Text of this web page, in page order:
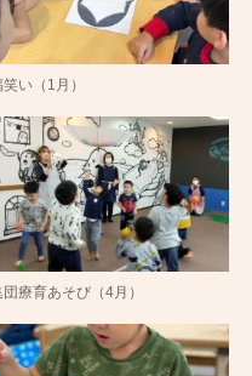
笑い（1月）
団療育あそび（4月）